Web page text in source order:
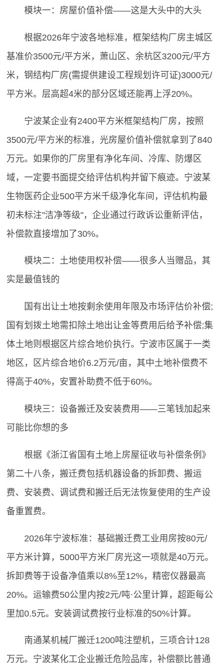
模块一：房屋价值补偿——这是大头中的大头
根据2026年宁波各地标准，框架结构厂房主城区
基准价3500元/平方米，萧山区、余杭区3200元/平方
米，钢结构厂房(需提供建设工程规划许可证)3000元/
平方米。层高超4米的部分区域还能再上浮20%。
宁波某企业有2400平方米框架结构厂房，按照
3500元/平方米的标准，光房屋价值补偿就拿到了840
万元。如果你的厂房里有净化车间、冷库、防爆区
域，一定要书面提交给评估机构并留下痕迹。宁波某
生物医药企业500平方米千级净化车间，评估机构最
初未标注"洁净等级"，企业通过行政诉讼重新评估，
补偿款直接增加了30%。
模块二：土地使用权补偿——很多人当赠品，其
实是最值钱的
国有出让土地按剩余使用年限及市场评估价补偿;
国有划拨土地需扣除土地出让金等费用后给予补偿;集
体土地则根据区片综合地价执行。宁波市区属于一类
地区，区片综合地价6.2万元/亩，其中土地补偿费不
得高于40%，安置补助费不低于60%。
模块三：设备搬迁及安装费用——三笔钱加起来
可能比你想的多
根据《浙江省国有土地上房屋征收与补偿条例》
第二十八条，搬迁费包括机器设备的拆卸费、搬运
费、安装费、调试费和搬迁后无法恢复使用的生产设
备重置费。
2026年宁波标准：基础搬迁费工业用房按80元/
平方米计算，5000平方米厂房光这一项就是40万元。
拆卸费等于设备净值乘以8%至12%，精密仪器最高
20%。运输费50公里内按2元/吨·公里计算，超距每公
里加0.5元。安装调试费按行业标准的50%计算。
南通某机械厂搬迁1200吨注塑机，三项合计128
万元。宁波某化工企业搬迁危险品库，补偿额比普通